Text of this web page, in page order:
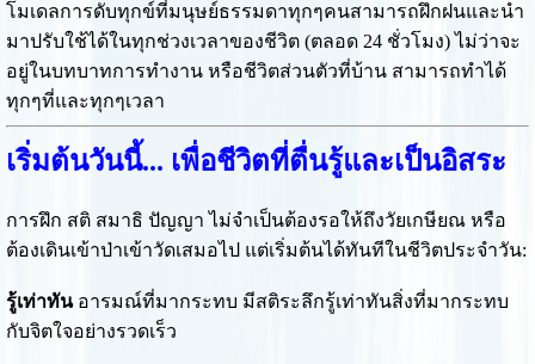
โมเดลการดับทุกข์ที่มนุษย์ธรรมดาทุกๆคนสามารถฝึกฝนและนำ
มาปรับใช้ได้ในทุกช่วงเวลาของชีวิต (ตลอด 24 ชั่วโมง) ไม่ว่าจะ
อยู่ในบทบาทการทำงาน หรือชีวิตส่วนตัวที่บ้าน สามารถทำได้
ทุกๆที่และทุกๆเวลา
เริ่มต้นวันนี้... เพื่อชีวิตที่ตื่นรู้และเป็นอิสระ
การฝึก สติ สมาธิ ปัญญา ไม่จำเป็นต้องรอให้ถึงวัยเกษียณ หรือ
ต้องเดินเข้าป่าเข้าวัดเสมอไป แต่เริ่มต้นได้ทันทีในชีวิตประจำวัน:
รู้เท่าทันอารมณ์ที่มากระทบ มีสติระลึกรู้เท่าทันสิ่งที่มากระทบ
กับจิตใจอย่างรวดเร็ว